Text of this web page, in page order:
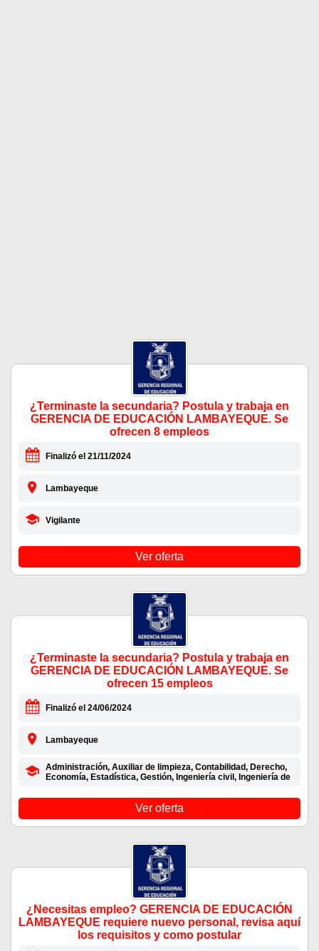
¿Terminaste la secundaria? Postula y trabaja en
GERENCIA DE EDUCACIÓN LAMBAYEQUE. Se
ofrecen 8 empleos
Finalizó el 21/11/2024
Lambayeque
Vigilante
Ver oferta
¿Terminaste la secundaria? Postula y trabaja en
GERENCIA DE EDUCACIÓN LAMBAYEQUE. Se
ofrecen 15 empleos
Finalizó el 24/06/2024
Lambayeque
Administración, Auxiliar de limpieza, Contabilidad, Derecho,
Economía, Estadística, Gestión, Ingeniería civil, Ingeniería de
Ver oferta
¿Necesitas empleo? GERENCIA DE EDUCACIÓN
LAMBAYEQUE requiere nuevo personal, revisa aquí
los requisitos y como postular